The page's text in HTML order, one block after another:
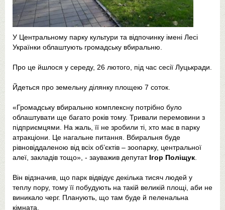
У Центральному парку культури та відпочинку імені Лесі
Українки облаштують громадську вбиральню.
Про це йшлося у середу, 26 лютого, під час сесії Луцькради.
Йдеться про земельну ділянку площею 7 соток.
«Громадську вбиральню комплексну потрібно було
облаштувати ще багато років тому. Тривали перемовини з
підприємцями. На жаль, її не зробили ті, хто має в парку
атракціони. Це нагальне питання. Вбиральня буде
рівновіддаленою від всіх об’єктів – зоопарку, центральної
алеї, закладів тощо», - зауважив депутат Ігор Поліщук
Він відзначив, що парк відвідує декілька тисяч людей у
теплу пору, тому її побудують на такій великій площі, аби не
виникало черг. Планують, що там буде й пеленальна
кімната.